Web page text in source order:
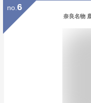
no. 6
奈良名物